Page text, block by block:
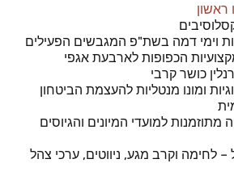
ראשון
וימי דמה בשת"פ המגבשים הפעילים
הכפופות לארבעת אגפי
כושר קרבי
ומונו מנטליות להעצמת הביטחון
למועדי המיונים והגיוסים
לחימה וקרב מגע, ניווטים, ערכי צהל